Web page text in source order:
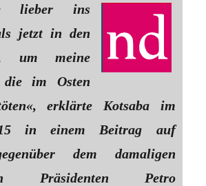
lieber ins
jetzt in den
um meine
die im Osten
erklärte Kotsaba im
in einem Beitrag auf
dem damaligen
Präsidenten Petro